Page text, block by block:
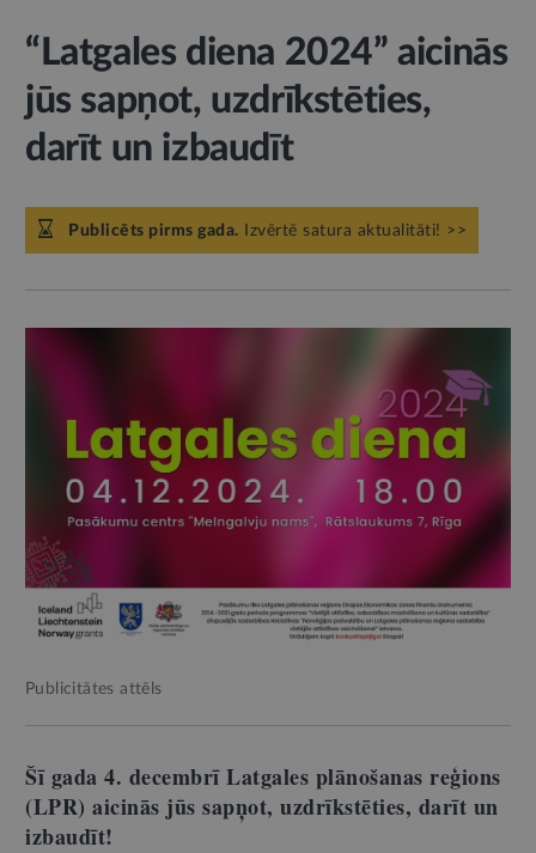
“Latgales diena 2024” aicinās
jūs sapņot, uzdrīkstēties,
darīt un izbaudīt
Publicēts pirms gada. Izvērtē satura aktualitāti! >>
Publicitātes attēls
Šī gada 4. decembrī Latgales plānošanas reģions
(LPR) aicinās jūs sapņot, uzdrīkstēties, darīt un
izbaudīt!